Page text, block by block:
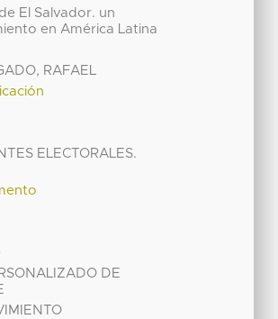
El Salvador. un
en América Latina
RAFAEL
ELECTORALES.
DE